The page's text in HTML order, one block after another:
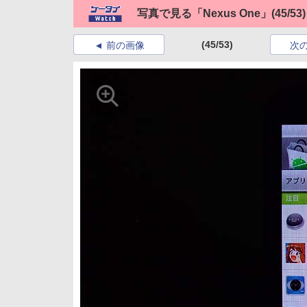
写真で見る「Nexus One」 (45/53)
前の画像 (45/53) 次